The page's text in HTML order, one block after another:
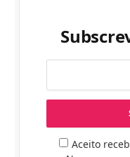
Aceito